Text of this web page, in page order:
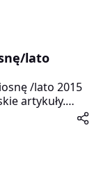
lato
/lato 2015
artykuły.
ale